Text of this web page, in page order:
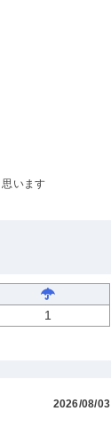
います
1
2026/08/03